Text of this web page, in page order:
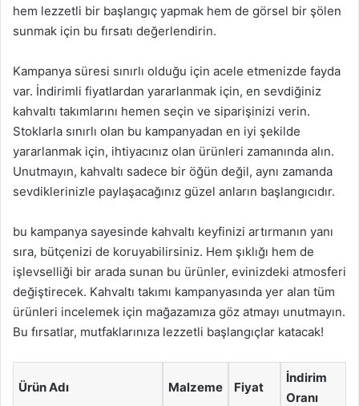
hem lezzetli bir başlangıç yapmak hem de görsel bir şölen
sunmak için bu fırsatı değerlendirin.
Kampanya süresi sınırlı olduğu için acele etmenizde fayda
var. İndirimli fiyatlardan yararlanmak için, en sevdiğiniz
kahvaltı takımlarını hemen seçin ve siparişinizi verin.
Stoklarla sınırlı olan bu kampanyadan en iyi şekilde
yararlanmak için, ihtiyacınız olan ürünleri zamanında alın.
Unutmayın, kahvaltı sadece bir öğün değil, aynı zamanda
sevdiklerinizle paylaşacağınız güzel anların başlangıcıdır.
bu kampanya sayesinde kahvaltı keyfinizi artırmanın yanı
sıra, bütçenizi de koruyabilirsiniz. Hem şıklığı hem de
işlevselliği bir arada sunan bu ürünler, evinizdeki atmosferi
değiştirecek. Kahvaltı takımı kampanyasında yer alan tüm
ürünleri incelemek için mağazamıza göz atmayı unutmayın.
Bu fırsatlar, mutfaklarınıza lezzetli başlangıçlar katacak!
Ürün Adı Malzeme Fiyat
İndirim
Oranı